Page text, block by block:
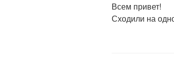
Всем привет!
Сходили на